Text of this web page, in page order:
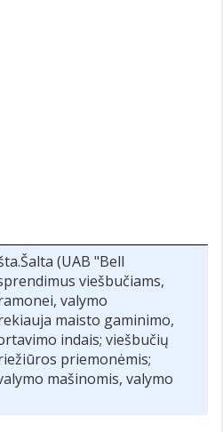
(UAB "Bell
viešbučiams,
valymo
maisto gaminimo,
indais; viešbučių
priemonėmis;
mašinomis, valymo